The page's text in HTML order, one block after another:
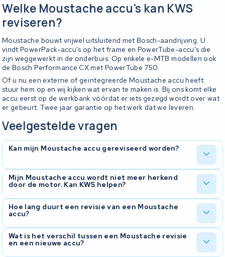
Welke Moustache accu's kan KWS
reviseren?
Moustache bouwt vrijwel uitsluitend met Bosch-aandrijving. U
vindt PowerPack-accu's op het frame en PowerTube-accu's die
zijn weggewerkt in de onderbuis. Op enkele e-MTB modellen ook
de Bosch Performance CX met PowerTube 750.
Of u nu een externe of geïntegreerde Moustache accu heeft:
stuur hem op en wij kijken wat ervan te maken is. Bij ons komt elke
accu eerst op de werkbank vóórdat er iets gezegd wordt over wat
er gebeurt. Twee jaar garantie op het werk dat we leveren.
Veelgestelde vragen
Kan mijn Moustache accu gereviseerd worden?
Ja, Moustache-accu's reviseren we regelmatig. We onderzoeken
eerst wat er aan de hand is, vervangen waar nodig de cellen en
controleren het BMS. U krijgt uw accu terug met een testrapport
zodat u weet wat u krijgt.
Mijn Moustache accu wordt niet meer herkend
door de motor. Kan KWS helpen?
Dat probleem zien we vaak. Bij Moustache met Bosch-aandrijving
zit het regelmatig in het BMS of in de connector. Wij kijken waar
het probleem zit en bespreken met u wat de beste oplossing is.
Hoe lang duurt een revisie van een Moustache
accu?
Doorgaans rond de tien werkdagen vanaf het moment dat we de
accu binnen hebben. We laten u weten zodra we de accu hebben
getest en weten wat eraan moet gebeuren.
Wat is het verschil tussen een Moustache revisie
en een nieuwe accu?